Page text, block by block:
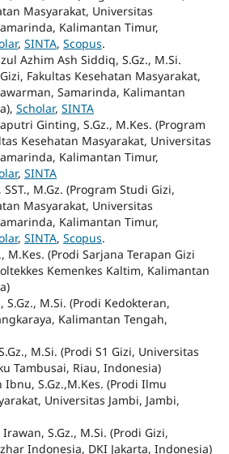
Masyarakat, Universitas
Kalimantan Timur,
, SINTA, Scopus.
Azhim Ash Siddiq, S.Gz., M.Si.
Fakultas Kesehatan Masyarakat,
Samarinda, Kalimantan
Scholar, SINTA
Ginting, S.Gz., M.Kes. (Program
Kesehatan Masyarakat, Universitas
Kalimantan Timur,
, SINTA
M.Gz. (Program Studi Gizi,
Masyarakat, Universitas
Kalimantan Timur,
, SINTA, Scopus.
M.Kes. (Prodi Sarjana Terapan Gizi
Kemenkes Kaltim, Kalimantan
M.Si. (Prodi Kedokteran,
Kalimantan Tengah,
M.Si. (Prodi S1 Gizi, Universitas
Tambusai, Riau, Indonesia)
S.Gz.,M.Kes. (Prodi Ilmu
Universitas Jambi, Jambi,
S.Gz., M.Si. (Prodi Gizi,
Indonesia, DKI Jakarta, Indonesia)